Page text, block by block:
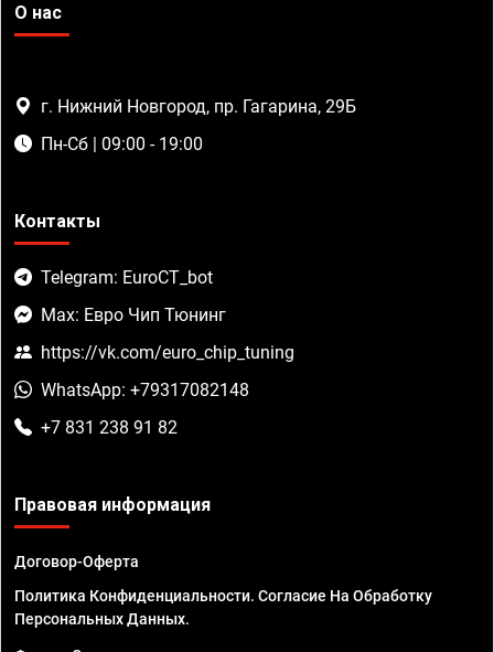
О нас
г. Нижний Новгород, пр. Гагарина, 29Б
Пн-Сб | 09:00 - 19:00
Контакты
Telegram: EuroCT_bot
Max: Евро Чип Тюнинг
https://vk.com/euro_chip_tuning
WhatsApp: +79317082148
+7 831 238 91 82
Правовая информация
Договор-Оферта
Политика Конфиденциальности. Согласие На Обработку
Персональных Данных.